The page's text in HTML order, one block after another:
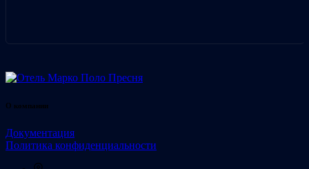
О компании
Документация
Политика конфиденциальности